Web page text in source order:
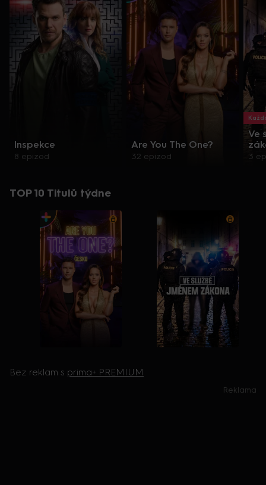
Inspekce
8 epizod
Are You The One?
32 epizod
Ve
3
TOP 10 Titulů týdne
Bez reklam s prima+ PREMIUM
Reklama